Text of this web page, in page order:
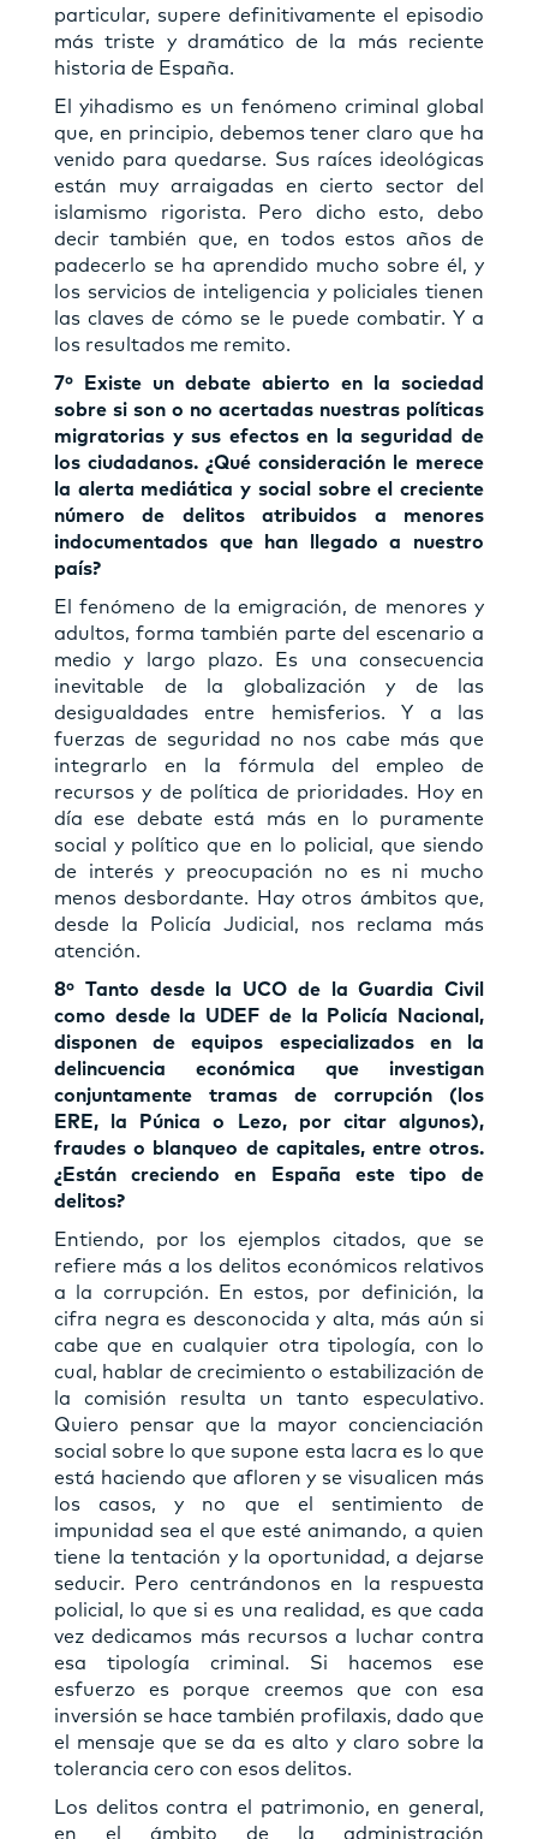
particular, supere definitivamente el episodio
más triste y dramático de la más reciente
historia de España.
El yihadismo es un fenómeno criminal global
que, en principio, debemos tener claro que ha
venido para quedarse. Sus raíces ideológicas
están muy arraigadas en cierto sector del
islamismo rigorista. Pero dicho esto, debo
decir también que, en todos estos años de
padecerlo se ha aprendido mucho sobre él, y
los servicios de inteligencia y policiales tienen
las claves de cómo se le puede combatir. Y a
los resultados me remito.
7º Existe un debate abierto en la sociedad
sobre si son o no acertadas nuestras políticas
migratorias y sus efectos en la seguridad de
los ciudadanos. ¿Qué consideración le merece
la alerta mediática y social sobre el creciente
número de delitos atribuidos a menores
indocumentados que han llegado a nuestro
país?
El fenómeno de la emigración, de menores y
adultos, forma también parte del escenario a
medio y largo plazo. Es una consecuencia
inevitable de la globalización y de las
desigualdades entre hemisferios. Y a las
fuerzas de seguridad no nos cabe más que
integrarlo en la fórmula del empleo de
recursos y de política de prioridades. Hoy en
día ese debate está más en lo puramente
social y político que en lo policial, que siendo
de interés y preocupación no es ni mucho
menos desbordante. Hay otros ámbitos que,
desde la Policía Judicial, nos reclama más
atención.
8º Tanto desde la UCO de la Guardia Civil
como desde la UDEF de la Policía Nacional,
disponen de equipos especializados en la
delincuencia económica que investigan
conjuntamente tramas de corrupción (los
ERE, la Púnica o Lezo, por citar algunos),
fraudes o blanqueo de capitales, entre otros.
¿Están creciendo en España este tipo de
delitos?
Entiendo, por los ejemplos citados, que se
refiere más a los delitos económicos relativos
a la corrupción. En estos, por definición, la
cifra negra es desconocida y alta, más aún si
cabe que en cualquier otra tipología, con lo
cual, hablar de crecimiento o estabilización de
la comisión resulta un tanto especulativo.
Quiero pensar que la mayor concienciación
social sobre lo que supone esta lacra es lo que
está haciendo que afloren y se visualicen más
los casos, y no que el sentimiento de
impunidad sea el que esté animando, a quien
tiene la tentación y la oportunidad, a dejarse
seducir. Pero centrándonos en la respuesta
policial, lo que si es una realidad, es que cada
vez dedicamos más recursos a luchar contra
esa tipología criminal. Si hacemos ese
esfuerzo es porque creemos que con esa
inversión se hace también profilaxis, dado que
el mensaje que se da es alto y claro sobre la
tolerancia cero con esos delitos.
Los delitos contra el patrimonio, en general,
en el ámbito de la administración